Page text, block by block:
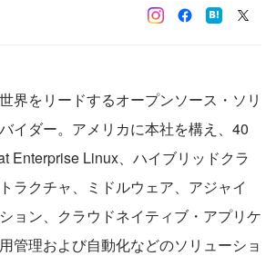
界をリードするオープンソース・ソリ
イダー。アメリカに本社を構え、40
Enterprise Linux、ハイブリッドクラ
ラクチャ、ミドルウェア、アジャイ
ョン、クラウドネイティブ・アプリケ
管理および自動化などのソリューショ